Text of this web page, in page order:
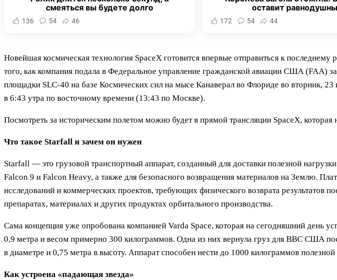
смеяться вы будете долго
136 54 46
оставит
172 54 44
Новейшая космическая технология SpaceX готовится впервые отправиться к
того, как компания подала в Федеральное управление гражданской авиации США (FAA)
площадки SLC-40 на базе Космических сил на мысе Канаверал во Флориде во вторник,
в 6:43 утра по восточному времени (13:43 по Москве).
Посмотреть за историческим полетом можно будет в прямой трансляции SpaceX, которая
Что такое Starfall и зачем он нужен
Starfall — это грузовой транспортный аппарат, созданный для доставки полезной
Falcon 9 и Falcon Heavy, а также для безопасного возвращения материалов на Землю.
исследований и коммерческих проектов, требующих физического возврата результатов
препаратах, материалах и других продуктах орбитального производства.
Сама концепция уже опробована компанией Varda Space, которая на сегодняшний день
0,9 метра и весом примерно 300 килограммов. Одна из них вернула груз для ВВС США
в диаметре и 0,75 метра в высоту. Аппарат способен нести до 1000 килограммов полезной
Как устроена «падающая звезда»